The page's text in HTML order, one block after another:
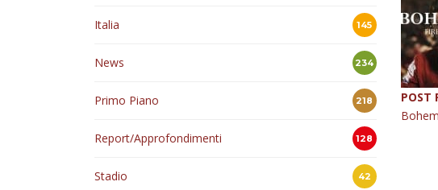
POST
Italia 145
News 234
Primo Piano 218
Report/Approfondimenti 128
Stadio 42